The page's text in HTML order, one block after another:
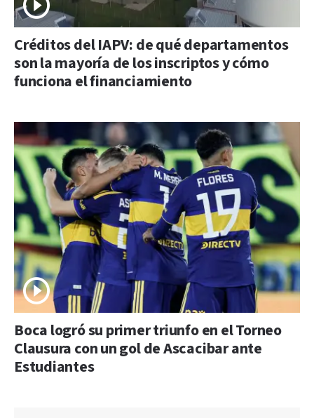
Créditos del IAPV: de qué departamentos
son la mayoría de los inscriptos y cómo
funciona el financiamiento
Boca logró su primer triunfo en el Torneo
Clausura con un gol de Ascacibar ante
Estudiantes